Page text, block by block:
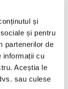
și
și pentru
partenerilor de
informații cu
Aceștia le
sau culese